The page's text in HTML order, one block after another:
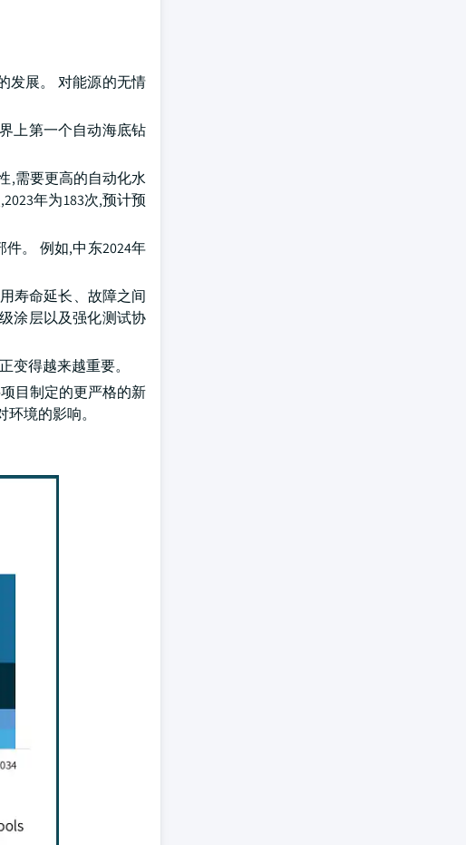
发展。 对能源的无情
上第一个自动海底钻
,需要更高的自动化水
年为183次,预计预
。 例如,中东2024年
寿命延长、故障之间
涂层以及强化测试协
得越来越重要。
目制定的更严格的新
境的影响。